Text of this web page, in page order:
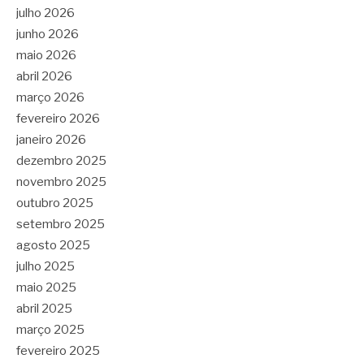
julho 2026
junho 2026
maio 2026
abril 2026
março 2026
fevereiro 2026
janeiro 2026
dezembro 2025
novembro 2025
outubro 2025
setembro 2025
agosto 2025
julho 2025
maio 2025
abril 2025
março 2025
fevereiro 2025